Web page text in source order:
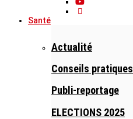
Santé
Actualité
Conseils pratiques
Publi-reportage
ELECTIONS 2025